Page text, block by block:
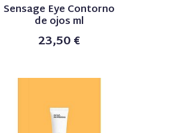
Sensage Eye Contorno
de ojos ml
23,50 €